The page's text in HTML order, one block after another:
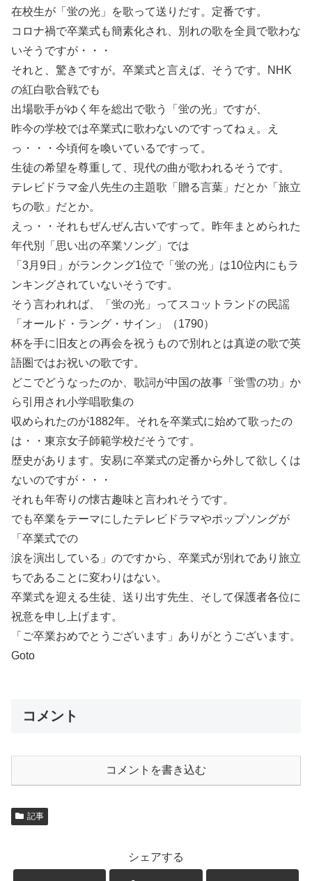
在校生が「蛍の光」を歌って送りだす。定番です。
コロナ禍で卒業式も簡素化され、別れの歌を全員で歌わな
いそうですが・・・
それと、驚きですが。卒業式と言えば、そうです。NHK
の紅白歌合戦でも
出場歌手がゆく年を総出で歌う「蛍の光」ですが、
昨今の学校では卒業式に歌わないのですってねぇ。え
っ・・・今頃何を喚いているですって。
生徒の希望を尊重して、現代の曲が歌われるそうです。
テレビドラマ金八先生の主題歌「贈る言葉」だとか「旅立
ちの歌」だとか。
えっ・・それもぜんぜん古いですって。昨年まとめられた
年代別「思い出の卒業ソング」では
「3月9日」がランクング1位で「蛍の光」は10位内にもラ
ンキングされていないそうです。
そう言われれば、「蛍の光」ってスコットランドの民謡
「オールド・ラング・サイン」（1790）
杯を手に旧友との再会を祝うもので別れとは真逆の歌で英
語圏ではお祝いの歌です。
どこでどうなったのか、歌詞が中国の故事「蛍雪の功」か
ら引用され小学唱歌集の
収められたのが1882年。それを卒業式に始めて歌ったの
は・・東京女子師範学校だそうです。
歴史があります。安易に卒業式の定番から外して欲しくは
ないのですが・・・
それも年寄りの懐古趣味と言われそうです。
でも卒業をテーマにしたテレビドラマやポップソングが
「卒業式での
涙を演出している」のですから、卒業式が別れであり旅立
ちであることに変わりはない。
卒業式を迎える生徒、送り出す先生、そして保護者各位に
祝意を申し上げます。
「ご卒業おめでとうございます」ありがとうございます。
Goto
コメント
コメントを書き込む
記事
シェアする